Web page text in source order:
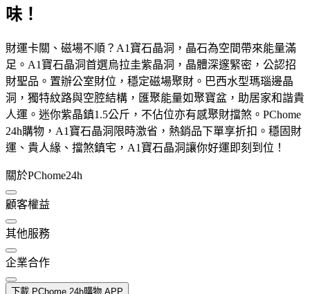
味！
財運卡關、磁場不順？A1寶石晶洞，晶石為空間帶來能量滿
足。A1寶石晶洞首選烏拉圭紫晶洞，晶體深邃緊密，公認招
財聖品。置辦公室財位，穩定磁場聚財。巴西水型瑪瑙邊晶
洞，獨特紋路與空腔結構，匯聚能量如聚寶盆，助居家和諧貴
人運。迷你紫晶鎮1.5公斤，不佔位亦有感聚財擋煞。PChome
24h購物，A1寶石晶洞限時激省，熱銷品下單享折扣。穩固財
運、貴人緣、擋煞鎮宅，A1寶石晶洞讓你好運即刻到位！
關於PChome24h
顧客權益
其他服務
企業合作
下載 PChome 24h購物 APP